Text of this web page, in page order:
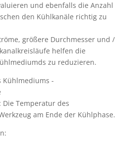
und ebenfalls die Anzahl
den Kühlkanäle richtig zu
größere Durchmesser und /
helfen die
zu reduzieren.
Temperatur des
am Ende der Kühlphase.